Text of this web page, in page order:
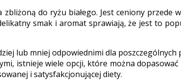
do ryżu białego. Jest ceniony przede
smak i aromat sprawiają, że jest to
lub mniej odpowiednimi dla
istnieje wiele opcji, które można
i satysfakcjonującej diety.